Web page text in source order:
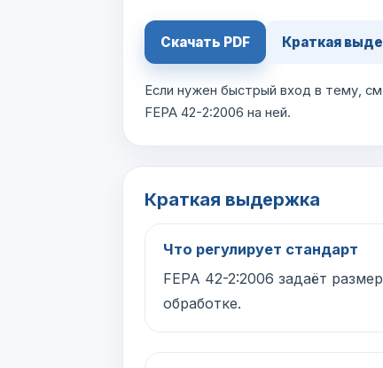
Скачать PDF Краткая
Если нужен быстрый вход в тему,
FEPA 42-2:2006 на ней.
Краткая выдержка
Что регулирует стандарт
FEPA 42-2:2006 задаёт
обработке.